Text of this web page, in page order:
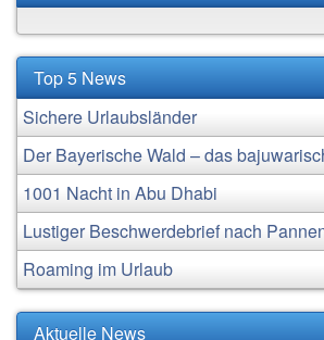
Top 5 News
Sichere Urlaubsländer
Der Bayerische Wald – das
1001 Nacht in Abu Dhabi
Lustiger Beschwerdebrief nach
Roaming im Urlaub
Aktuelle News